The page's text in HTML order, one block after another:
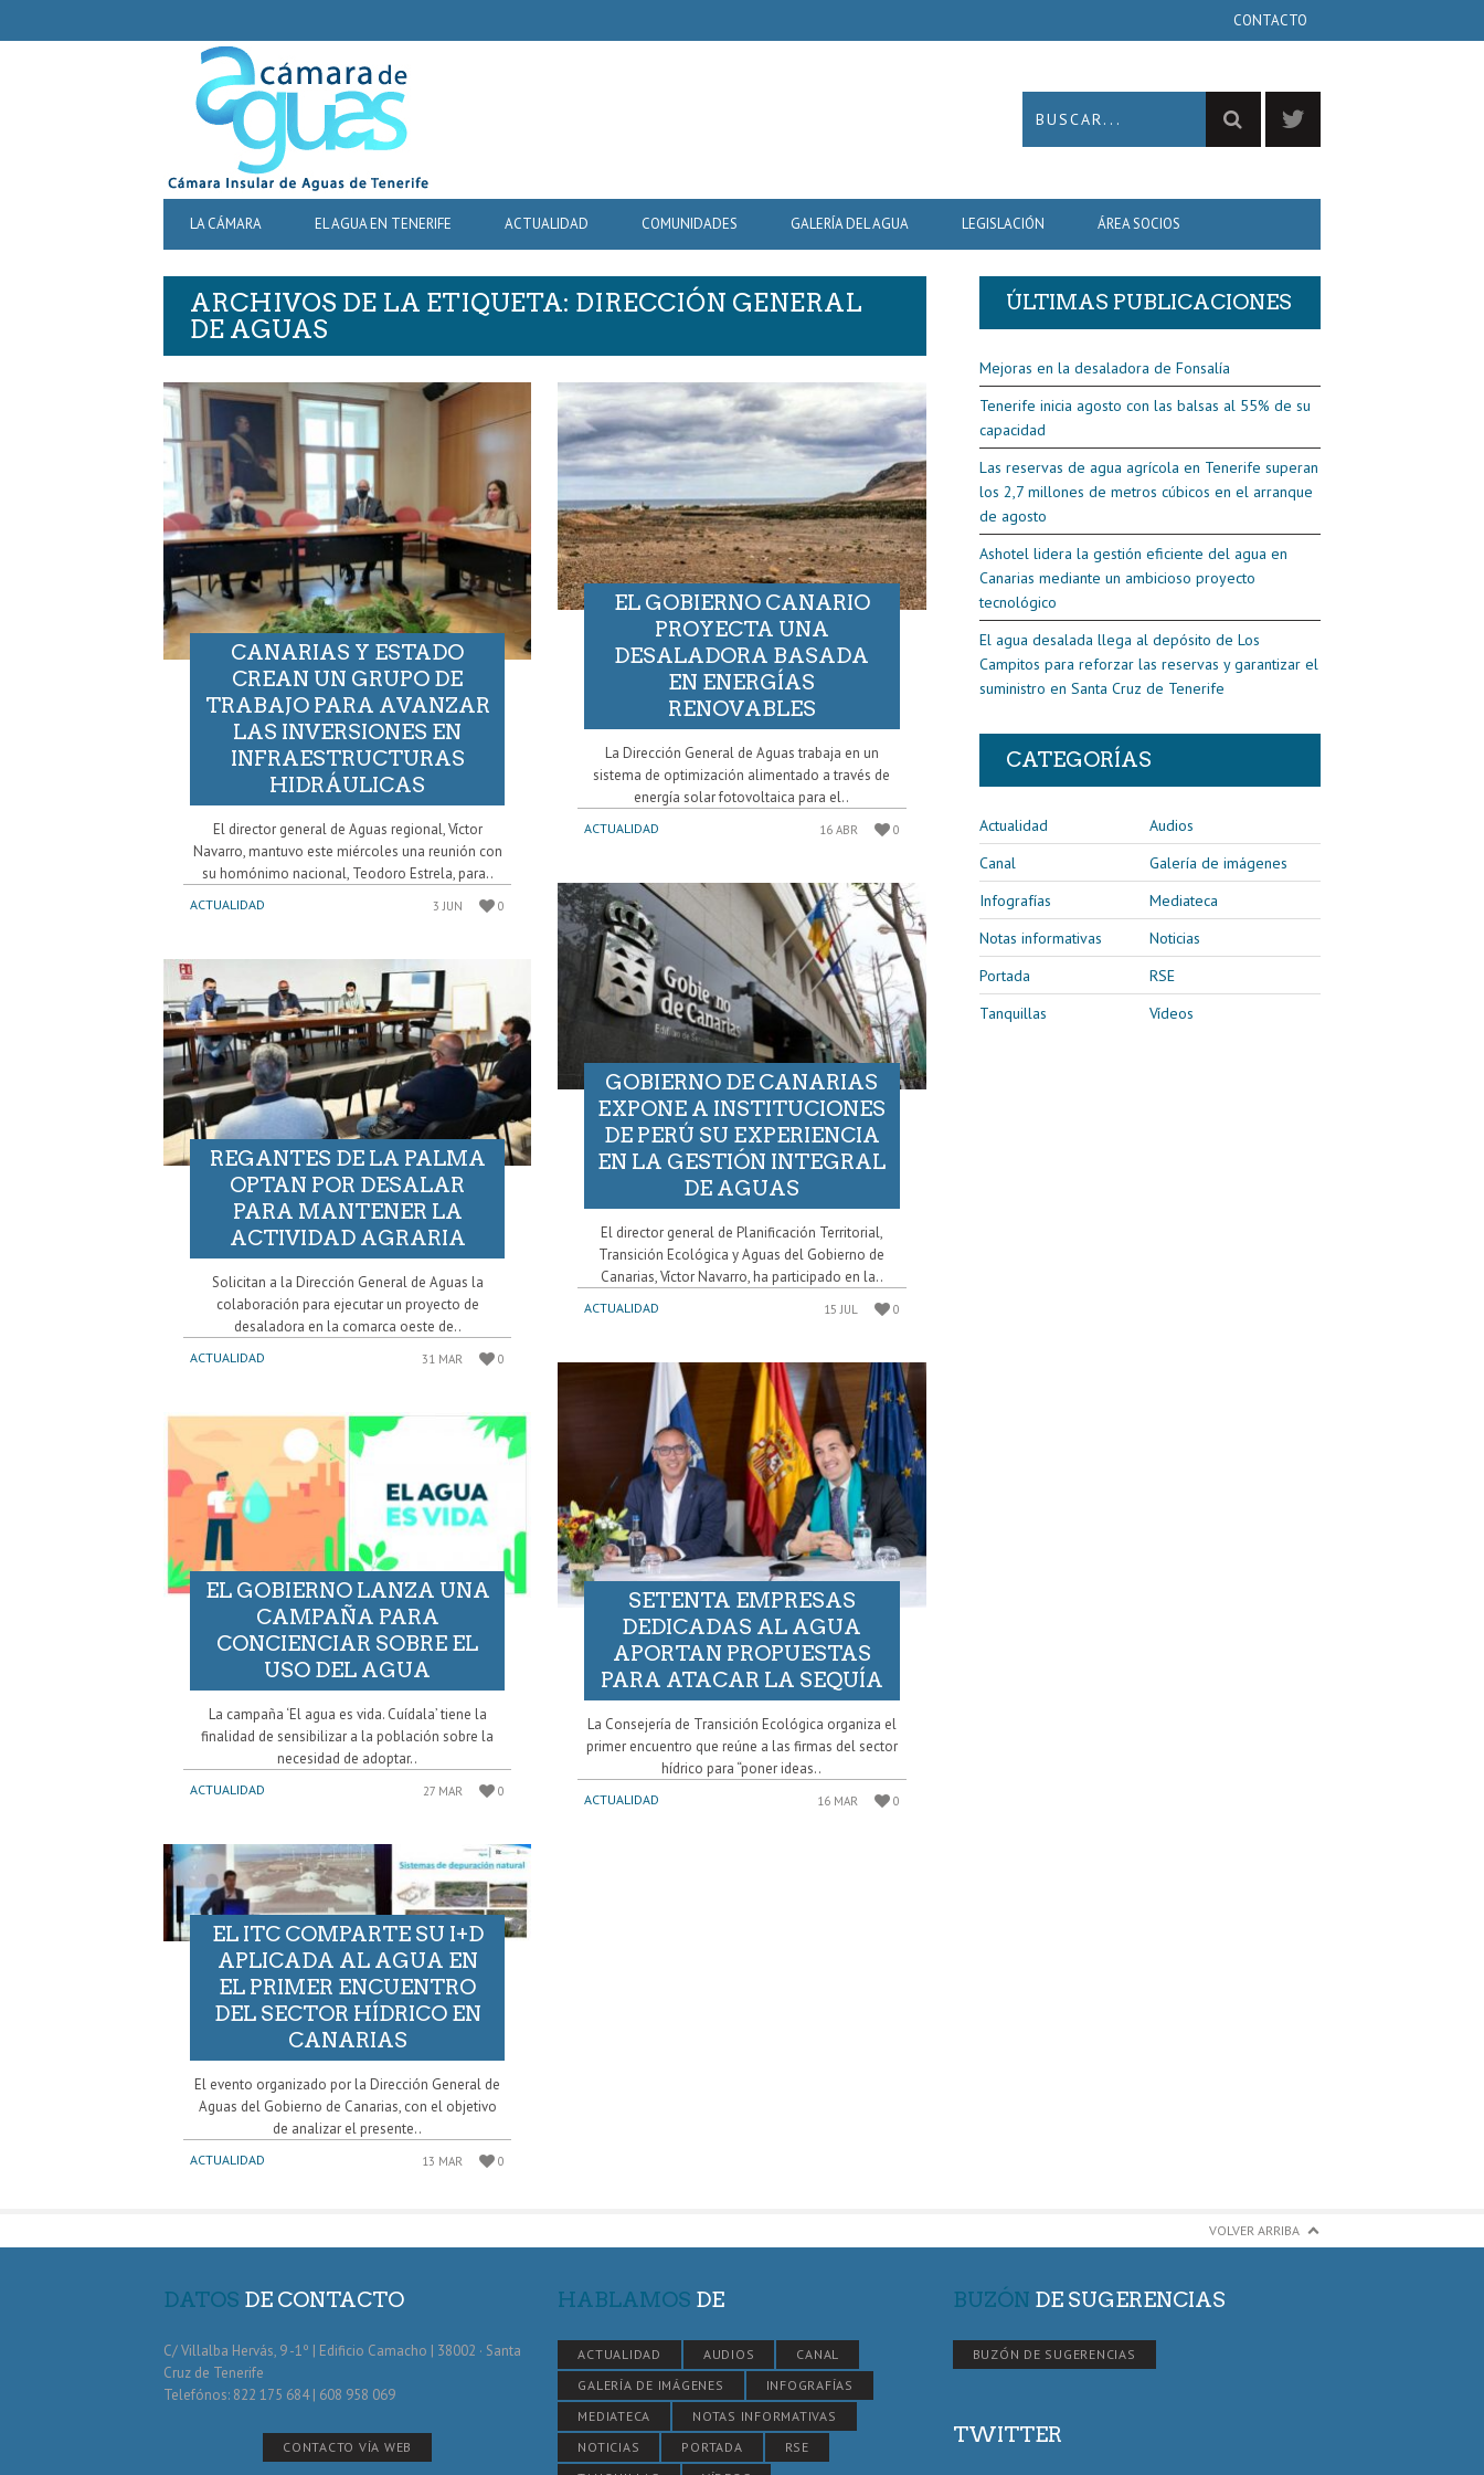
NAVIGATION
CONTACTO
PRIMARY
NAVIGATION
LA CÁMARA EL AGUA EN TENERIFE ACTUALIDAD COMUNIDADES GALERÍA DEL AGUA LEGISLACIÓN ÁREA SOCIOS
ARCHIVOS DE LA ETIQUETA: DIRECCIÓN GENERAL
DE AGUAS
CANARIAS Y ESTADO
CREAN UN GRUPO DE
TRABAJO PARA AVANZAR
LAS INVERSIONES EN
INFRAESTRUCTURAS
HIDRÁULICAS
El director general de Aguas regional, Víctor
Navarro, mantuvo este miércoles una reunión con
su homónimo nacional, Teodoro Estrela, para..
ACTUALIDAD 3 JUN 0
REGANTES DE LA PALMA
OPTAN POR DESALAR
PARA MANTENER LA
ACTIVIDAD AGRARIA
Solicitan a la Dirección General de Aguas la
colaboración para ejecutar un proyecto de
desaladora en la comarca oeste de..
ACTUALIDAD 31 MAR 0
EL GOBIERNO LANZA UNA
CAMPAÑA PARA
CONCIENCIAR SOBRE EL
USO DEL AGUA
La campaña ‘El agua es vida. Cuídala’ tiene la
finalidad de sensibilizar a la población sobre la
necesidad de adoptar..
ACTUALIDAD 27 MAR 0
EL ITC COMPARTE SU I+D
APLICADA AL AGUA EN
EL PRIMER ENCUENTRO
DEL SECTOR HÍDRICO EN
CANARIAS
El evento organizado por la Dirección General de
Aguas del Gobierno de Canarias, con el objetivo
de analizar el presente..
ACTUALIDAD 13 MAR 0
EL GOBIERNO CANARIO
PROYECTA UNA
DESALADORA BASADA
EN ENERGÍAS
RENOVABLES
La Dirección General de Aguas trabaja en un
sistema de optimización alimentado a través de
energía solar fotovoltaica para el..
ACTUALIDAD 16 ABR 0
GOBIERNO DE CANARIAS
EXPONE A INSTITUCIONES
DE PERÚ SU EXPERIENCIA
EN LA GESTIÓN INTEGRAL
DE AGUAS
El director general de Planificación Territorial,
Transición Ecológica y Aguas del Gobierno de
Canarias, Víctor Navarro, ha participado en la..
ACTUALIDAD 15 JUL 0
SETENTA EMPRESAS
DEDICADAS AL AGUA
APORTAN PROPUESTAS
PARA ATACAR LA SEQUÍA
La Consejería de Transición Ecológica organiza el
primer encuentro que reúne a las firmas del sector
hídrico para “poner ideas..
ACTUALIDAD 16 MAR 0
ÚLTIMAS PUBLICACIONES
Mejoras en la desaladora de Fonsalía
Tenerife inicia agosto con las balsas al 55% de su
capacidad
Las reservas de agua agrícola en Tenerife superan
los 2,7 millones de metros cúbicos en el arranque
de agosto
Ashotel lidera la gestión eficiente del agua en
Canarias mediante un ambicioso proyecto
tecnológico
El agua desalada llega al depósito de Los
Campitos para reforzar las reservas y garantizar el
suministro en Santa Cruz de Tenerife
CATEGORÍAS
Actualidad
Audios
Canal
Galería de imágenes
Infografías
Mediateca
Notas informativas
Noticias
Portada
RSE
Tanquillas
Vídeos
VOLVER ARRIBA
DATOS DE CONTACTO
C/ Villalba Hervás, 9 -1º | Edificio Camacho | 38002 · Santa
Cruz de Tenerife
Telefónos: 822 175 684 | 608 958 069
CONTACTO VÍA WEB
HABLAMOS DE
ACTUALIDAD AUDIOS
CANAL
GALERÍA DE IMÁGENES
INFOGRAFÍAS
MEDIATECA
NOTAS INFORMATIVAS
NOTICIAS
PORTADA
RSE
BUZÓN DE SUGERENCIAS
BUZÓN DE SUGERENCIAS
TWITTER